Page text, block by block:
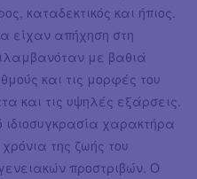
καταδεκτικός και ήπιος.
είχαν απήχηση στη
με βαθιά
και τις μορφές του
και τις υψηλές εξάρσεις.
χαρακτήρα
της ζωής του
προστριβών. Ο